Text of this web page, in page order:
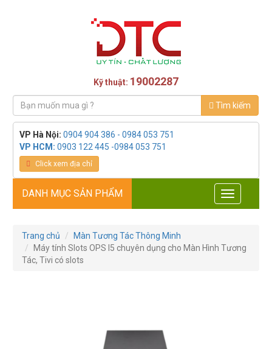
Kỹ thuật: 19002287
Tìm kiếm
VP Hà Nội:0904 904 386 - 0984 053 751
VP HCM:0903 122 445 -0984 053 751
Click xem địa chỉ
DANH MỤC SẢN PHẨM
Toggle
navigation
Trang chủ
Màn Tương Tác Thông Minh
Máy tính Slots OPS I5 chuyên dụng cho Màn Hình Tương
Tác, Tivi có slots